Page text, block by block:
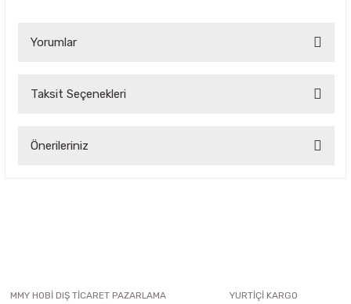
Yorumlar
Taksit Seçenekleri
Önerileriniz
Ürün açıklamasında eksik bilgiler bulunuyor.
MMY HOBİ DIŞ TİCARET PAZARLAMA
YURTİÇİ KARGO